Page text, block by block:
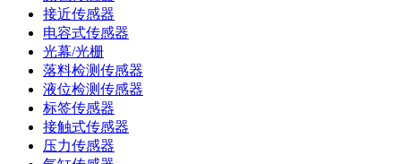
接近传感器
电容式传感器
光幕/光栅
落料检测传感器
液位检测传感器
标签传感器
接触式传感器
压力传感器